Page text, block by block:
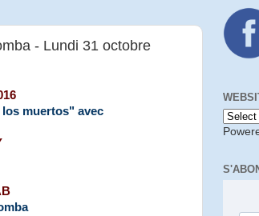
- Lundi 31 octobre
muertos" avec